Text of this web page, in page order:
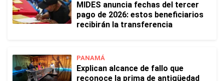
MIDES anuncia fechas del tercer
pago de 2026: estos beneficiarios
recibirán la transferencia
PANAMÁ
Explican alcance de fallo que
reconoce la prima de antigüedad